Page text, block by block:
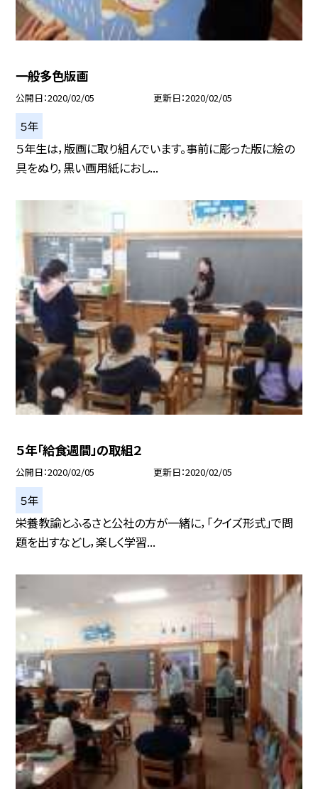
一般多色版画
公開日 2020/02/05 更新日 2020/02/05
５年
５年生は，版画に取り組んでいます。事前に彫った版に絵の
具をぬり，黒い画用紙におし...
５年「給食週間」の取組２
公開日 2020/02/05 更新日 2020/02/05
５年
栄養教諭とふるさと公社の方が一緒に，「クイズ形式」で問
題を出すなどし，楽しく学習...